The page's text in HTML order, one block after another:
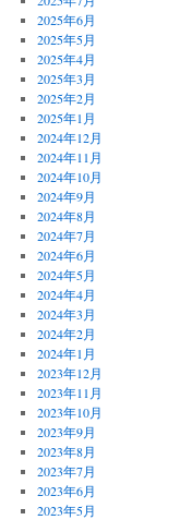
2025年6月
2025年5月
2025年4月
2025年3月
2025年2月
2025年1月
2024年12月
2024年11月
2024年10月
2024年9月
2024年8月
2024年7月
2024年6月
2024年5月
2024年4月
2024年3月
2024年2月
2024年1月
2023年12月
2023年11月
2023年10月
2023年9月
2023年8月
2023年7月
2023年6月
2023年5月